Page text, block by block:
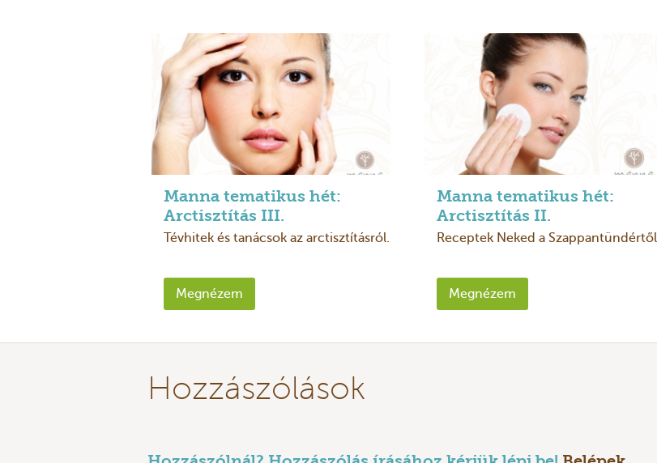
Manna tematikus hét:
Arctisztítás III.
Tévhitek és tanácsok az arctisztításról.
Megnézem
Manna tematikus hét:
Arctisztítás II.
Receptek Neked a Szappantündértől.
Megnézem
Hozzászólások